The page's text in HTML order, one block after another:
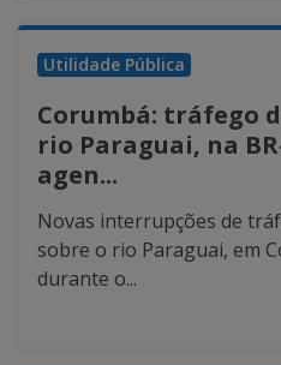
Utilidade Pública
Corumbá: tráfego
rio Paraguai, na
agen...
Novas interrupções de
sobre o rio Paraguai, em
durante o...